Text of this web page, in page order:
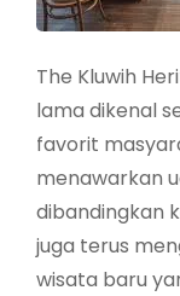
The Kluwih
lama dikenal
favorit
menawarkan
dibandingkan
juga terus
wisata baru